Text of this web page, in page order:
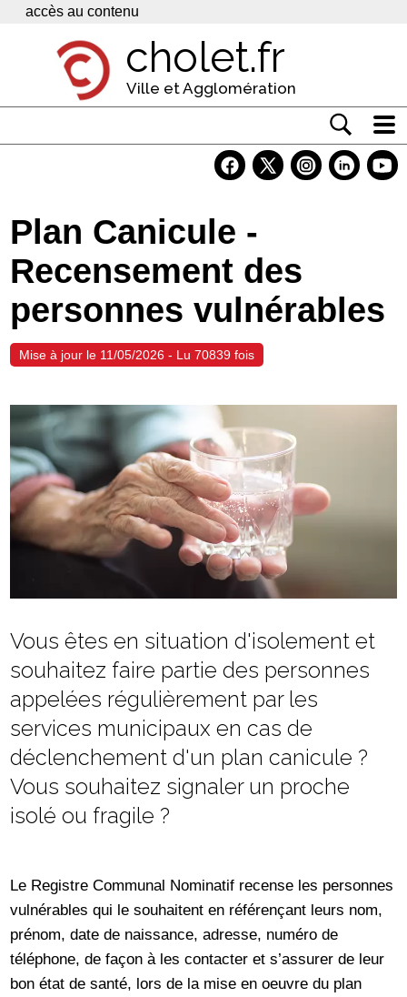
Panneau de gestion des cookies
accès au contenu
cholet.fr
Ville et Agglomération
Economie
Services
Contacts
Plan Canicule -
Recensement des
personnes vulnérables
Mise à jour le 11/05/2026 - Lu 70839 fois
Vous êtes en situation d'isolement et
souhaitez faire partie des personnes
appelées régulièrement par les
services municipaux en cas de
déclenchement d'un plan canicule ?
Vous souhaitez signaler un proche
isolé ou fragile ?
Le Registre Communal Nominatif recense les personnes
vulnérables qui le souhaitent en référençant leurs nom,
prénom, date de naissance, adresse, numéro de
téléphone, de façon à les contacter et s’assurer de leur
bon état de santé, lors de la mise en oeuvre du plan